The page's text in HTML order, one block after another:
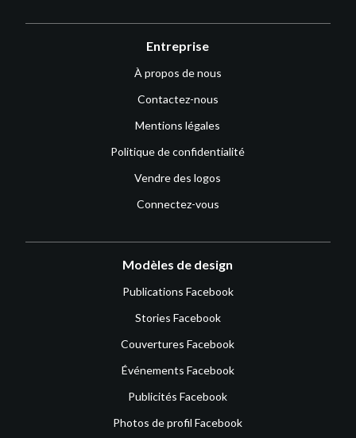
Entreprise
À propos de nous
Contactez-nous
Mentions légales
Politique de confidentialité
Vendre des logos
Connectez-vous
Modèles de design
Publications Facebook
Stories Facebook
Couvertures Facebook
Événements Facebook
Publicités Facebook
Photos de profil Facebook